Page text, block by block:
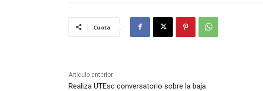
Cuota
Artículo anterior
Realiza UTEsc conversatorio sobre la baja